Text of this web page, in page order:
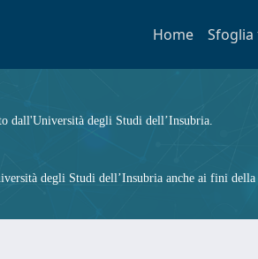
Home Sfoglia
dall'Università degli Studi dell’Insubria.
degli Studi dell’Insubria anche ai fini